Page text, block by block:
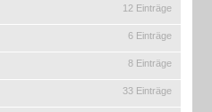
12 Einträge
6 Einträge
8 Einträge
33 Einträge